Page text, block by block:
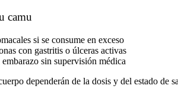
camu
si se consume en exceso
con gastritis o úlceras activas
sin supervisión médica
dependerán de la dosis y del estado de